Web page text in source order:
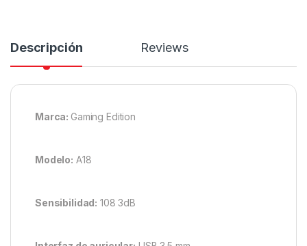
Descripción Reviews
Marca: Gaming Edition
Modelo: A18
Sensibilidad: 108 3dB